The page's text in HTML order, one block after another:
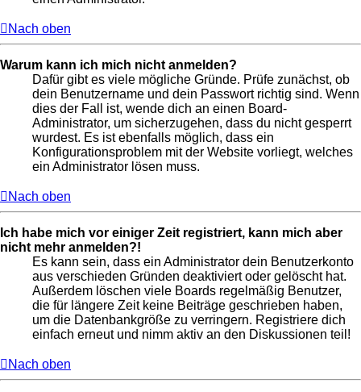
Nach oben
Warum kann ich mich nicht anmelden?
Dafür gibt es viele mögliche Gründe. Prüfe zunächst, ob
dein Benutzername und dein Passwort richtig sind. Wenn
dies der Fall ist, wende dich an einen Board-
Administrator, um sicherzugehen, dass du nicht gesperrt
wurdest. Es ist ebenfalls möglich, dass ein
Konfigurationsproblem mit der Website vorliegt, welches
ein Administrator lösen muss.
Nach oben
Ich habe mich vor einiger Zeit registriert, kann mich aber
nicht mehr anmelden?!
Es kann sein, dass ein Administrator dein Benutzerkonto
aus verschieden Gründen deaktiviert oder gelöscht hat.
Außerdem löschen viele Boards regelmäßig Benutzer,
die für längere Zeit keine Beiträge geschrieben haben,
um die Datenbankgröße zu verringern. Registriere dich
einfach erneut und nimm aktiv an den Diskussionen teil!
Nach oben